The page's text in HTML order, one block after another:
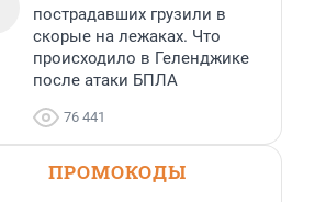
пострадавших грузили в
скорые на лежаках. Что
происходило в Геленджике
после атаки БПЛА
76 441
ПРОМОКОДЫ